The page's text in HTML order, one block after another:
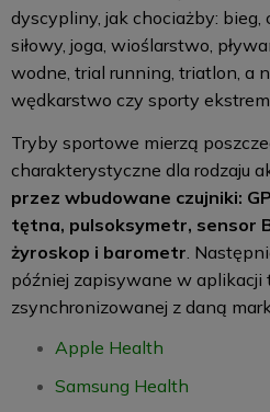
dyscypliny, jak chociażby:
siłowy, joga, wioślarstwo,
wodne, trial running, triatlon, a
wędkarstwo czy sporty
Tryby sportowe mierzą
charakterystyczne dla rodzaju
przez wbudowane czujniki:
tętna, pulsoksymetr, sensor
żyroskop i barometr.
później zapisywane w aplikacji
zsynchronizowanej z daną
Apple Health
Samsung Health